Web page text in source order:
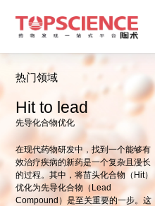
热门领域
Hit to lead
先导化合物优化
在现代药物研发中，找到一个能够有
效治疗疾病的新药是一个复杂且漫长
的过程。其中，将苗头化合物（Hit）
优化为先导化合物（Lead
Compound）是至关重要的一步。这